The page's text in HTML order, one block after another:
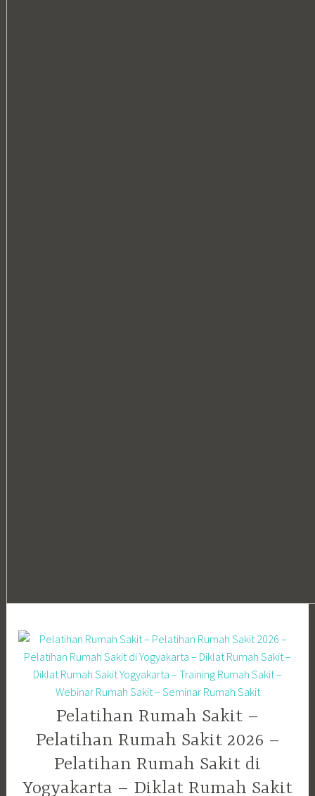
Pelatihan Rumah Sakit –
Pelatihan Rumah Sakit 2026 –
Pelatihan Rumah Sakit di
Yogyakarta – Diklat Rumah Sakit